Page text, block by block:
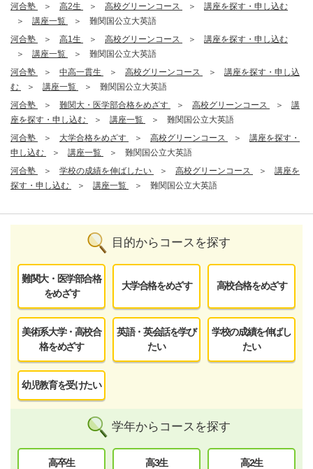
河合塾
高2生 高校グリーンコース
講座を探す・申し込む
講座一覧
難関国公立大英語
河合塾
高1生 高校グリーンコース
講座を探す・申し込む
講座一覧
難関国公立大英語
河合塾
中高一貫生 高校グリーンコース
講座を探す・申し込
む
講座一覧
難関国公立大英語
河合塾
難関大・医学部合格をめざす 高校グリーンコース
講
座を探す・申し込む
講座一覧
難関国公立大英語
河合塾
大学合格をめざす 高校グリーンコース
講座を探す・
申し込む
講座一覧
難関国公立大英語
河合塾
学校の成績を伸ばしたい 高校グリーンコース
講座を
探す・申し込む
講座一覧 難関国公立大英語
目的からコースを探す
難関大・医学部合格
をめざす
大学合格をめざす 高校合格をめざす
美術系大学・高校合
格をめざす
英語・英会話を学び
たい
学校の成績を伸ばし
たい
幼児教育を受けたい
学年からコースを探す
高卒生 高3生 高2生